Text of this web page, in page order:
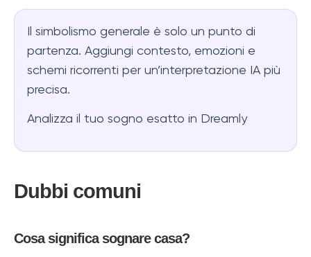
Il simbolismo generale è solo un punto di
partenza. Aggiungi contesto, emozioni e
schemi ricorrenti per un’interpretazione IA più
precisa.
Analizza il tuo sogno esatto in Dreamly
Dubbi comuni
Cosa significa sognare casa?